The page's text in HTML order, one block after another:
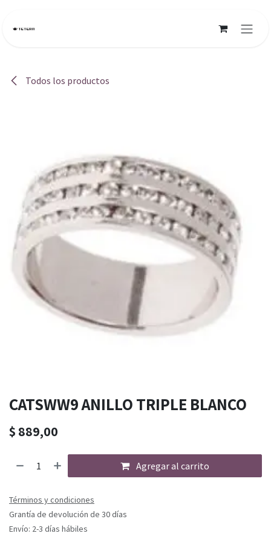
Todos los productos
CATSWW9 ANILLO TRIPLE BLANCO
$ 889,00
Agregar al carrito
Términos y condiciones
Grantía de devolución de 30 días
Envío: 2-3 días hábiles